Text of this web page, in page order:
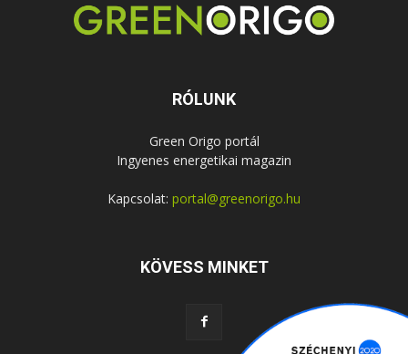
RÓLUNK
Green Origo portál
Ingyenes energetikai magazin
Kapcsolat: portal@greenorigo.hu
KÖVESS MINKET